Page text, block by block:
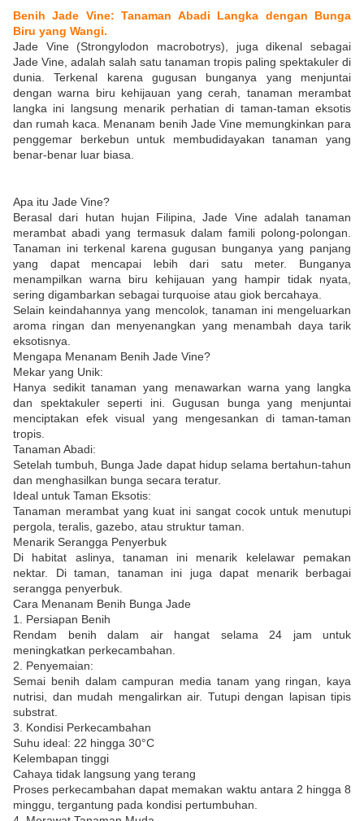
Benih Jade Vine: Tanaman Abadi Langka dengan Bunga
Biru yang Wangi.
Jade Vine (Strongylodon macrobotrys), juga dikenal sebagai
Jade Vine, adalah salah satu tanaman tropis paling spektakuler di
dunia. Terkenal karena gugusan bunganya yang menjuntai
dengan warna biru kehijauan yang cerah, tanaman merambat
langka ini langsung menarik perhatian di taman-taman eksotis
dan rumah kaca. Menanam benih Jade Vine memungkinkan para
penggemar berkebun untuk membudidayakan tanaman yang
benar-benar luar biasa.
Apa itu Jade Vine?
Berasal dari hutan hujan Filipina, Jade Vine adalah tanaman
merambat abadi yang termasuk dalam famili polong-polongan.
Tanaman ini terkenal karena gugusan bunganya yang panjang
yang dapat mencapai lebih dari satu meter. Bunganya
menampilkan warna biru kehijauan yang hampir tidak nyata,
sering digambarkan sebagai turquoise atau giok bercahaya.
Selain keindahannya yang mencolok, tanaman ini mengeluarkan
aroma ringan dan menyenangkan yang menambah daya tarik
eksotisnya.
Mengapa Menanam Benih Jade Vine?
Mekar yang Unik:
Hanya sedikit tanaman yang menawarkan warna yang langka
dan spektakuler seperti ini. Gugusan bunga yang menjuntai
menciptakan efek visual yang mengesankan di taman-taman
tropis.
Tanaman Abadi:
Setelah tumbuh, Bunga Jade dapat hidup selama bertahun-tahun
dan menghasilkan bunga secara teratur.
Ideal untuk Taman Eksotis:
Tanaman merambat yang kuat ini sangat cocok untuk menutupi
pergola, teralis, gazebo, atau struktur taman.
Menarik Serangga Penyerbuk
Di habitat aslinya, tanaman ini menarik kelelawar pemakan
nektar. Di taman, tanaman ini juga dapat menarik berbagai
serangga penyerbuk.
Cara Menanam Benih Bunga Jade
1. Persiapan Benih
Rendam benih dalam air hangat selama 24 jam untuk
meningkatkan perkecambahan.
2. Penyemaian:
Semai benih dalam campuran media tanam yang ringan, kaya
nutrisi, dan mudah mengalirkan air. Tutupi dengan lapisan tipis
substrat.
3. Kondisi Perkecambahan
Suhu ideal: 22 hingga 30°C
Kelembapan tinggi
Cahaya tidak langsung yang terang
Proses perkecambahan dapat memakan waktu antara 2 hingga 8
minggu, tergantung pada kondisi pertumbuhan.